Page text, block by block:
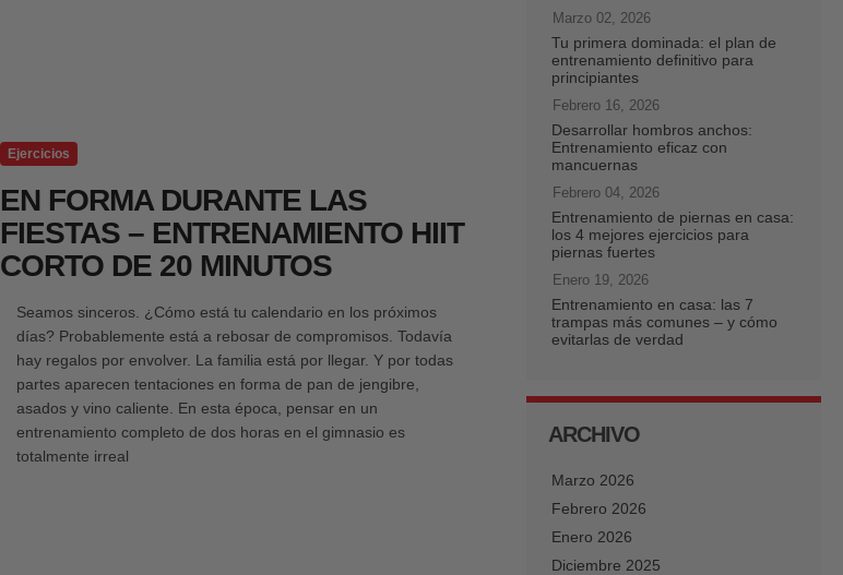
Ejercicios
EN FORMA DURANTE LAS
FIESTAS – ENTRENAMIENTO HIIT
CORTO DE 20 MINUTOS
Seamos sinceros. ¿Cómo está tu calendario en los próximos
días? Probablemente está a rebosar de compromisos. Todavía
hay regalos por envolver. La familia está por llegar. Y por todas
partes aparecen tentaciones en forma de pan de jengibre,
asados y vino caliente. En esta época, pensar en un
entrenamiento completo de dos horas en el gimnasio es
totalmente irreal
Marzo 02, 2026
Tu primera dominada: el plan de
entrenamiento definitivo para
principiantes
Febrero 16, 2026
Desarrollar hombros anchos:
Entrenamiento eficaz con
mancuernas
Febrero 04, 2026
Entrenamiento de piernas en casa:
los 4 mejores ejercicios para
piernas fuertes
Enero 19, 2026
Entrenamiento en casa: las 7
trampas más comunes – y cómo
evitarlas de verdad
ARCHIVO
Marzo 2026
Febrero 2026
Enero 2026
Diciembre 2025